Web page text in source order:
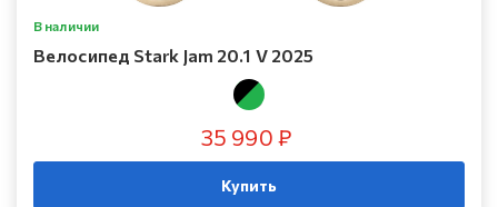
В наличии
Велосипед Stark Jam 20.1 V 2025
35 990 ₽
Купить